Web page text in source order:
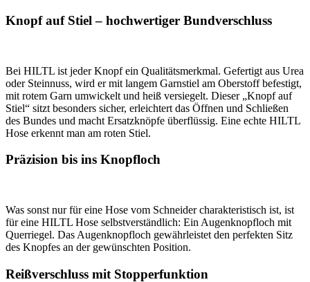
Knopf auf Stiel – hochwertiger Bundverschluss
Bei HILTL ist jeder Knopf ein Qualitätsmerkmal. Gefertigt aus Urea
oder Steinnuss, wird er mit langem Garnstiel am Oberstoff befestigt,
mit rotem Garn umwickelt und heiß versiegelt. Dieser „Knopf auf
Stiel“ sitzt besonders sicher, erleichtert das Öffnen und Schließen
des Bundes und macht Ersatzknöpfe überflüssig. Eine echte HILTL
Hose erkennt man am roten Stiel.
Präzision bis ins Knopfloch
Was sonst nur für eine Hose vom Schneider charakteristisch ist, ist
für eine HILTL Hose selbstverständlich: Ein Augenknopfloch mit
Querriegel. Das Augenknopfloch gewährleistet den perfekten Sitz
des Knopfes an der gewünschten Position.
Reißverschluss mit Stopperfunktion